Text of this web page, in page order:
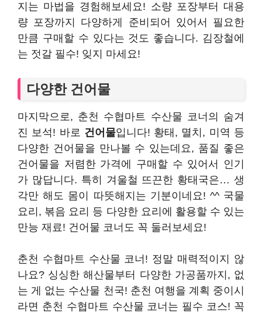
지는 마법을 경험해보세요! 소량 포장부터 대용
량 포장까지 다양하게 준비되어 있어서 필요한
만큼 구매할 수 있다는 것도 좋습니다. 김장철에
는 젓갈 필수! 잊지 마세요!
다양한 건어물
마지막으로, 춘천 수협마트 수산물 코너의 숨겨
진 보석! 바로 건어물입니다! 황태, 멸치, 미역 등
다양한 건어물을 만나볼 수 있는데요, 품질 좋은
건어물을 저렴한 가격에 구매할 수 있어서 인기
가 많답니다. 특히 겨울철 뜨끈한 황태국은… 생
각만 해도 몸이 따뜻해지는 기분이네요! ^^ 국물
요리, 볶음 요리 등 다양한 요리에 활용할 수 있는
만능 재료! 건어물 코너도 꼭 둘러보세요!
춘천 수협마트 수산물 코너! 정말 매력적이지 않
나요? 싱싱한 해산물부터 다양한 가공품까지, 없
는 게 없는 수산물 천국! 춘천 여행을 계획 중이시
라면 춘천 수협마트 수산물 코너는 필수 코스! 꼭